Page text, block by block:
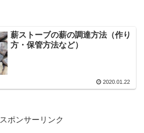
薪ストーブの薪の調達方法（作り
方・保管方法など）
2020.01.22
スポンサーリンク